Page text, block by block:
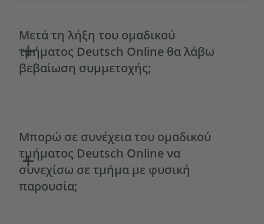
Μετά τη λήξη του ομαδικού
τμήματος Deutsch Online θα λάβω
βεβαίωση συμμετοχής;
Μπορώ σε συνέχεια του ομαδικού
τμήματος Deutsch Online να
συνεχίσω σε τμήμα με φυσική
παρουσία;